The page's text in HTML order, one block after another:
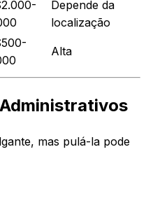
Depende da
localização
Alta
mas pulá-la pode